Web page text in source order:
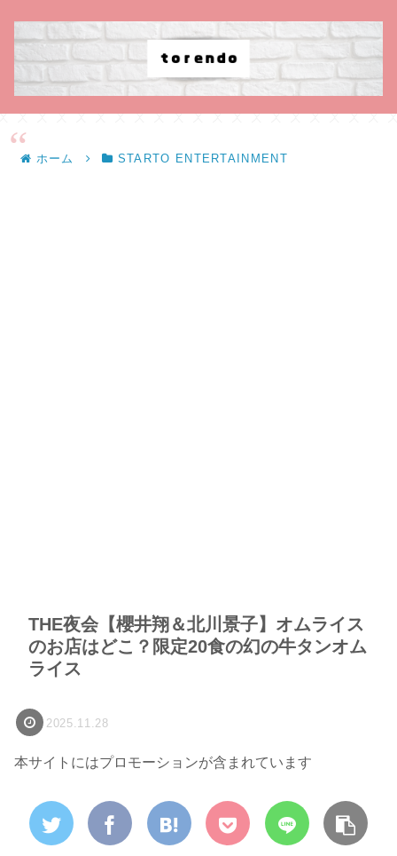
ホーム STARTO ENTERTAINMENT
THE夜会【櫻井翔＆北川景子】オムライス
のお店はどこ？限定20食の幻の牛タンオム
ライス
2025.11.28
本サイトにはプロモーションが含まれています